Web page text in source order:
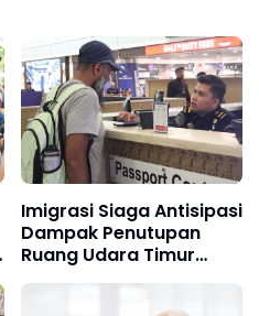
Imigrasi Siaga Antisipasi
Dampak Penutupan
Ruang Udara Timur
Tengah